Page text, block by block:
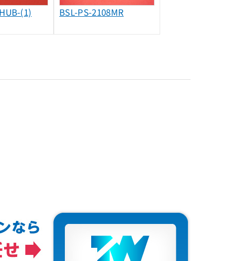
(1) BSL-PS-2108MR